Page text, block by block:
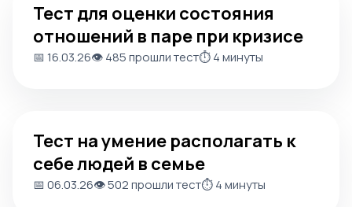
Тест для оценки состояния
отношений в паре при кризисе
📅 16.03.26👁️ 485 прошли тест⏱️ 4 минуты
Тест на умение располагать к
себе людей в семье
📅 06.03.26👁️ 502 прошли тест⏱️ 4 минуты